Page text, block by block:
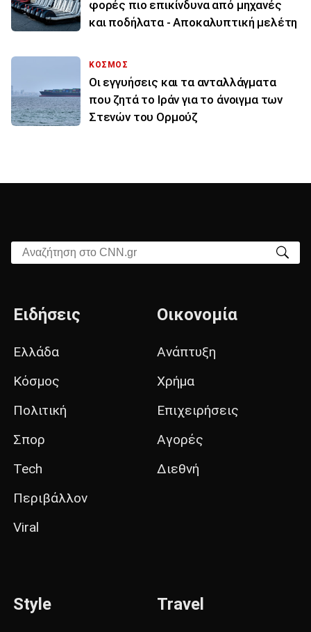
φορές πιο επικίνδυνα από μηχανές
και ποδήλατα - Αποκαλυπτική μελέτη
ΚΟΣΜΟΣ
Οι εγγυήσεις και τα ανταλλάγματα
που ζητά το Ιράν για το άνοιγμα των
Στενών του Ορμούζ
Αναζήτηση στο CNN.gr
Ειδήσεις
Ελλάδα
Κόσμος
Πολιτική
Σπορ
Tech
Περιβάλλον
Viral
Οικονομία
Ανάπτυξη
Χρήμα
Επιχειρήσεις
Αγορές
Διεθνή
Style Travel